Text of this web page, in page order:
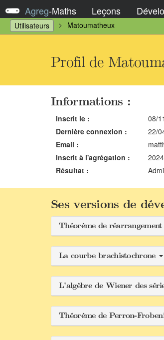
Agreg-Maths Leçons
Utilisateurs Matoumatheux
Profil de
Informations :
Inscrit le :
08/
Dernière connexion :
22/
Email :
Inscrit à l'agrégation :
Résultat :
Ses versions de
Théorème de
La courbe brachistochrone
L'algèbre de Wiener des
Théorème de Perron-